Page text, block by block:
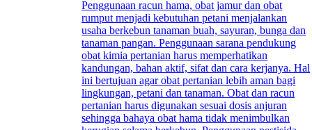
Penggunaan racun hama, obat jamur dan obat
rumput menjadi kebutuhan petani menjalankan
usaha berkebun tanaman buah, sayuran, bunga dan
tanaman pangan. Penggunaan sarana pendukung
obat kimia pertanian harus memperhatikan
kandungan, bahan aktif, sifat dan cara kerjanya. Hal
ini bertujuan agar obat pertanian lebih aman bagi
lingkungan, petani dan tanaman. Obat dan racun
pertanian harus digunakan sesuai dosis anjuran
sehingga bahaya obat hama tidak menimbulkan